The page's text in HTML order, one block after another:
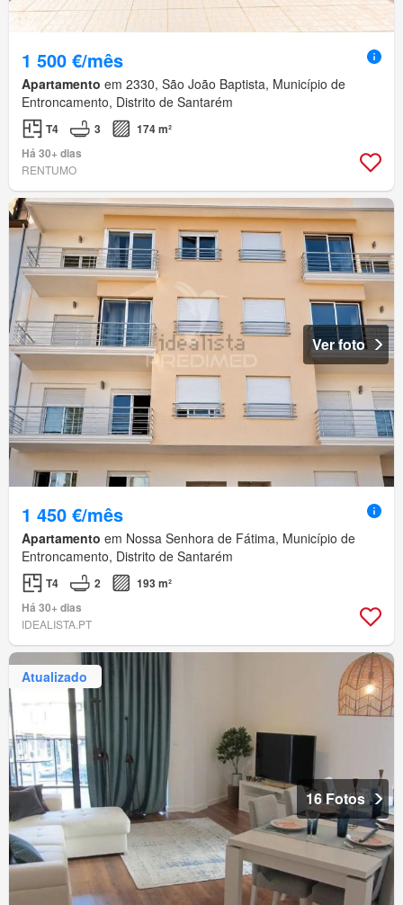
1 500 €/mês
Apartamento em 2330, São João Baptista, Município de
Entroncamento, Distrito de Santarém
T4 3
174 m²
Há 30+ dias
RENTUMO
Ver foto
1 450 €/mês
Apartamento em Nossa Senhora de Fátima, Município de
Entroncamento, Distrito de Santarém
T4 2
193 m²
Há 30+ dias
IDEALISTA.PT
Atualizado
16 Fotos